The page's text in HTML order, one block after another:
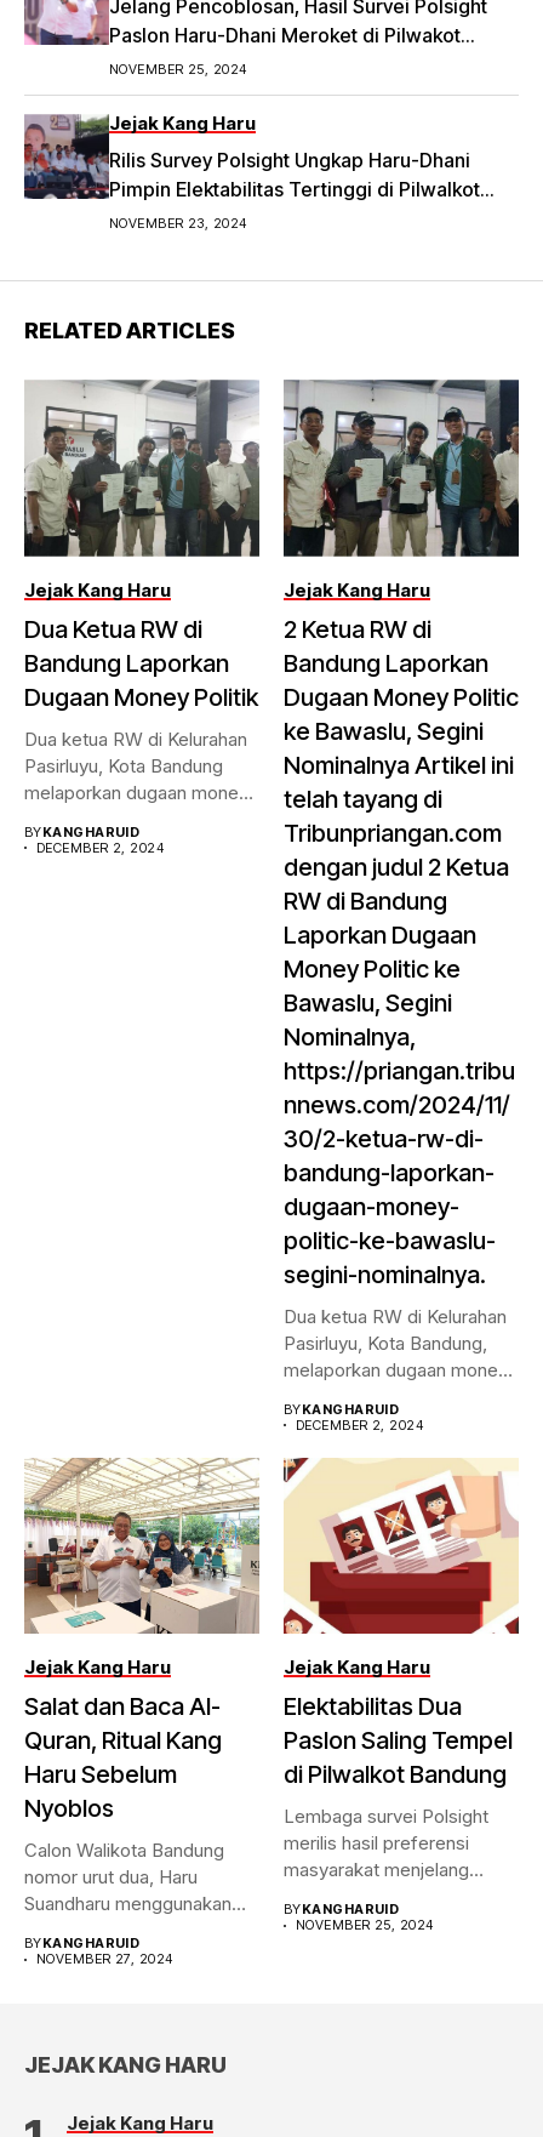
Jelang Pencoblosan, Hasil Survei Polsight
Paslon Haru-Dhani Meroket di Pilwakot
Bandung
NOVEMBER 25, 2024
Jejak Kang Haru
Rilis Survey Polsight Ungkap Haru-Dhani
Pimpin Elektabilitas Tertinggi di Pilwalkot
Bandung 2024
NOVEMBER 23, 2024
RELATED ARTICLES
Jejak Kang Haru
Dua Ketua RW di
Bandung Laporkan
Dugaan Money Politik
Dua ketua RW di Kelurahan
Pasirluyu, Kota Bandung
melaporkan dugaan money
BYKANGHARUID
DECEMBER 2, 2024
Jejak Kang Haru
2 Ketua RW di
Bandung Laporkan
Dugaan Money Politic
ke Bawaslu, Segini
Nominalnya Artikel ini
telah tayang di
Tribunpriangan.com
dengan judul 2 Ketua
RW di Bandung
Laporkan Dugaan
Money Politic ke
Bawaslu, Segini
Nominalnya,
https://priangan.tribu
nnews.com/2024/11/
30/2-ketua-rw-di-
bandung-laporkan-
dugaan-money-
politic-ke-bawaslu-
segini-nominalnya.
Dua ketua RW di Kelurahan
Pasirluyu, Kota Bandung,
melaporkan dugaan money
BYKANGHARUID
DECEMBER 2, 2024
Jejak Kang Haru
Salat dan Baca Al-
Quran, Ritual Kang
Haru Sebelum
Nyoblos
Calon Walikota Bandung
nomor urut dua, Haru
Suandharu menggunakan
BYKANGHARUID
NOVEMBER 27, 2024
Jejak Kang Haru
Elektabilitas Dua
Paslon Saling Tempel
di Pilwalkot Bandung
Lembaga survei Polsight
merilis hasil preferensi
masyarakat menjelang
Hasilnya,...
BYKANGHARUID
NOVEMBER 25, 2024
JEJAK KANG HARU
Jejak Kang Haru